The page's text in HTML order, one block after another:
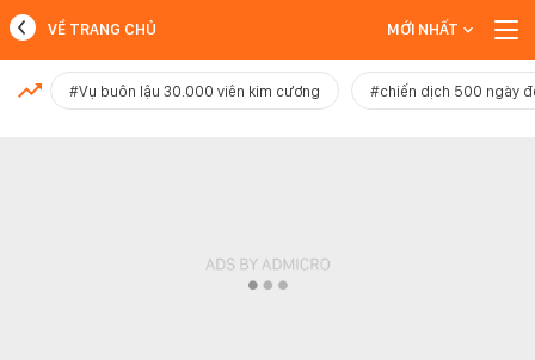
MỚI NHẤT
VỀ TRANG CHỦ MỚI NHẤT
#Vụ buôn lậu 30.000 viên kim cương #chiến dịch 500 ngày